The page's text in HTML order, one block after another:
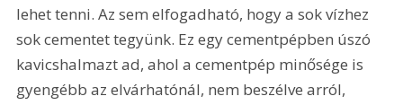
lehet tenni. Az sem elfogadható, hogy a sok vízhez
sok cementet tegyünk. Ez egy cementpépben úszó
kavicshalmazt ad, ahol a cementpép minősége is
gyengébb az elvárhatónál, nem beszélve arról,